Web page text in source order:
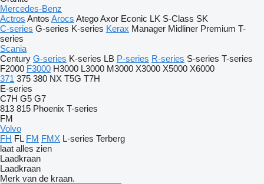
Mercedes-Benz
Actros Antos Arocs AtegoAxor Econic LK S-Class SK
C-series G-series K-series Kerax Manager Midliner Premium T-
series
Scania
Century G-series K-series LB P-series R-series S-series T-series
F2000 F3000 H3000 L3000 M3000 X3000 X5000 X6000
371 375 380 NX T5G T7H
E-series
C7H G5 G7
813 815 Phoenix T-series
FM
Volvo
FH FL FM FMX L-series Terberg
laat alles zien
Laadkraan
Laadkraan
Merk van de kraan.